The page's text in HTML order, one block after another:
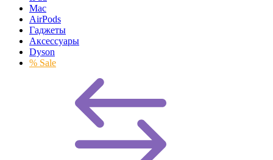
Mac
AirPods
Гаджеты
Аксессуары
Dyson
% Sale